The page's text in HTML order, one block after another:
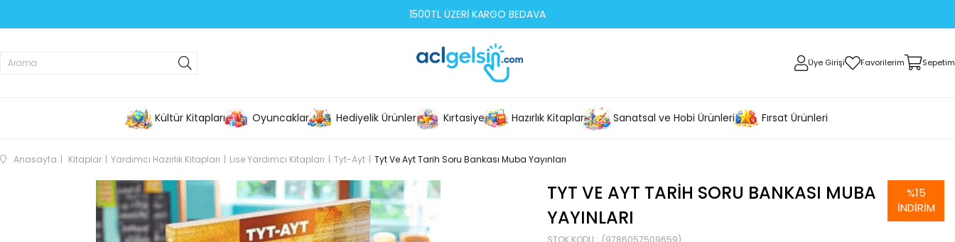
1500TL ÜZERİ KARGO BEDAVA
Üye Girişi Favorilerim Sepetim
Kültür Kitapları Oyuncaklar Hediyelik Ürünler Kırtasiye Hazırlık Kitapları Sanatsal ve Hobi Ürünleri Fırsat Ürünleri
Anasayfa Kitaplar Yardımcı Hazırlık Kitapları Lise Yardımcı Kitapları Tyt-Ayt Tyt Ve Ayt Tarih Soru Bankası Muba Yayınları
TYT VE AYT TARIH SORU BANKASI MUBA
YAYINLARI
STOK KODU
(9786057509659)
%15
İNDIRIM